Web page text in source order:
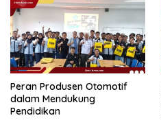
Peran Produsen Otomotif
dalam Mendukung
Pendidikan